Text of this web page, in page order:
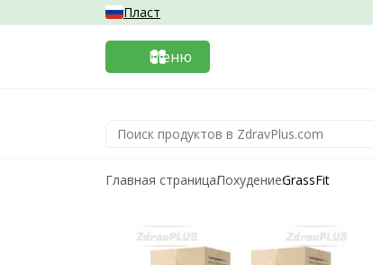
Пласт
Меню
Главная страницаПохудениеGrassFit